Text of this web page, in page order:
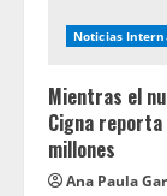
Noticias
Mientras el
Cigna
millones
Ana Paula